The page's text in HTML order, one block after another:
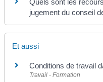
jugement du conseil
Et aussi
Conditions de travail
Travail - Formation